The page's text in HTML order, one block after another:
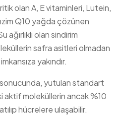
olan A, E vitaminleri, Lutein,
Q10 yağda çözünen
ağırlıklı olan sindirim
safra asitleri olmadan
yakındır.
yutulan standart
aktif moleküllerin ancak %10
hücrelere ulaşabilir.